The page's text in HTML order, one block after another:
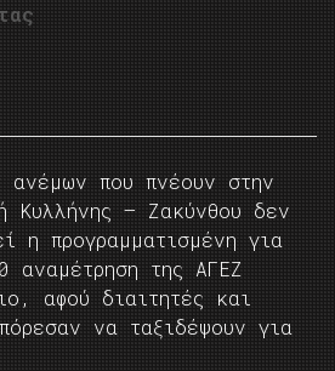
ανέμων που πνέουν στην
Κυλλήνης – Ζακύνθου δεν
η προγραμματισμένη για
αναμέτρηση της ΑΓΕΖ
αφού διαιτητές και
να ταξιδέψουν για